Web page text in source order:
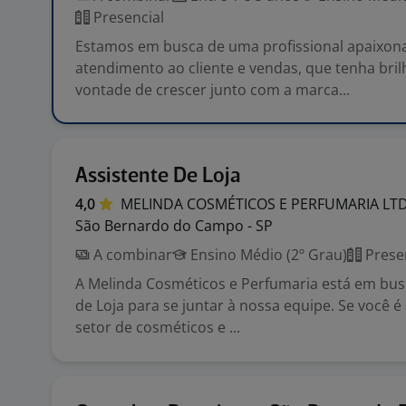
Presencial
Estamos em busca de uma profissional
atendimento ao cliente e vendas, que tenha
vontade de crescer junto com a marca...
Assistente De Loja
4,0 MELINDA COSMÉTICOS E PERFUMARIA
São Bernardo do Campo - SP
A combinar
Ensino Médio (2º Grau)
A Melinda Cosméticos e Perfumaria está em
de Loja para se juntar à nossa equipe. Se você
setor de cosméticos e ...